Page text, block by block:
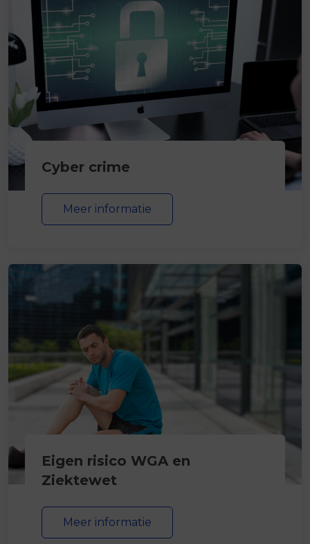
Cyber crime
Meer informatie
Eigen risico WGA en
Ziektewet
Meer informatie